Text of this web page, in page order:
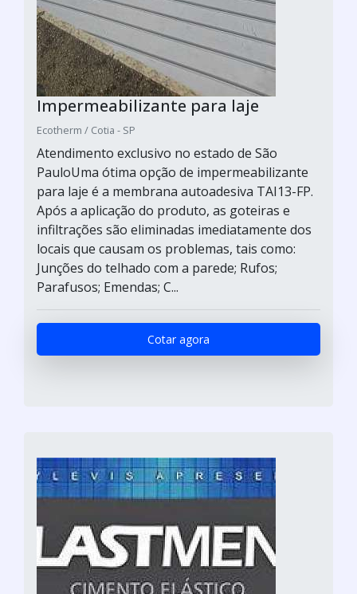
Impermeabilizante para laje
Ecotherm / Cotia - SP
Atendimento exclusivo no estado de São
PauloUma ótima opção de impermeabilizante
para laje é a membrana autoadesiva TAI13-FP.
Após a aplicação do produto, as goteiras e
infiltrações são eliminadas imediatamente dos
locais que causam os problemas, tais como:
Junções do telhado com a parede; Rufos;
Parafusos; Emendas; C...
Cotar agora